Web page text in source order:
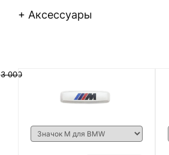
3 000
+ Аксессуары